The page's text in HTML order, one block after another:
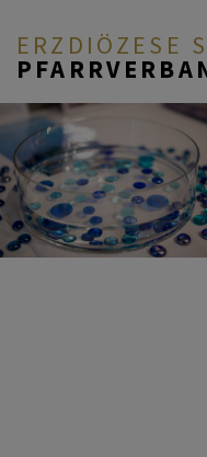
ERZDIÖZESE
AKTUELL
ÜBER UNS
ZURÜCK
Taufe